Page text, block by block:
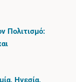
Πολιτισμό:
Ηγεσία,